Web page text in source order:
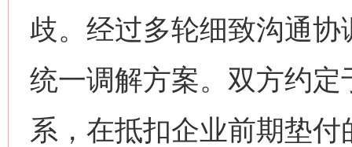
歧。经过多轮细致沟通
统一调解方案。双方约
系，在抵扣企业前期垫